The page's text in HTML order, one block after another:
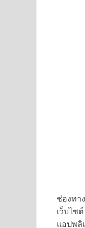
ช่องทา
เว็บไซ
แอปพลิ